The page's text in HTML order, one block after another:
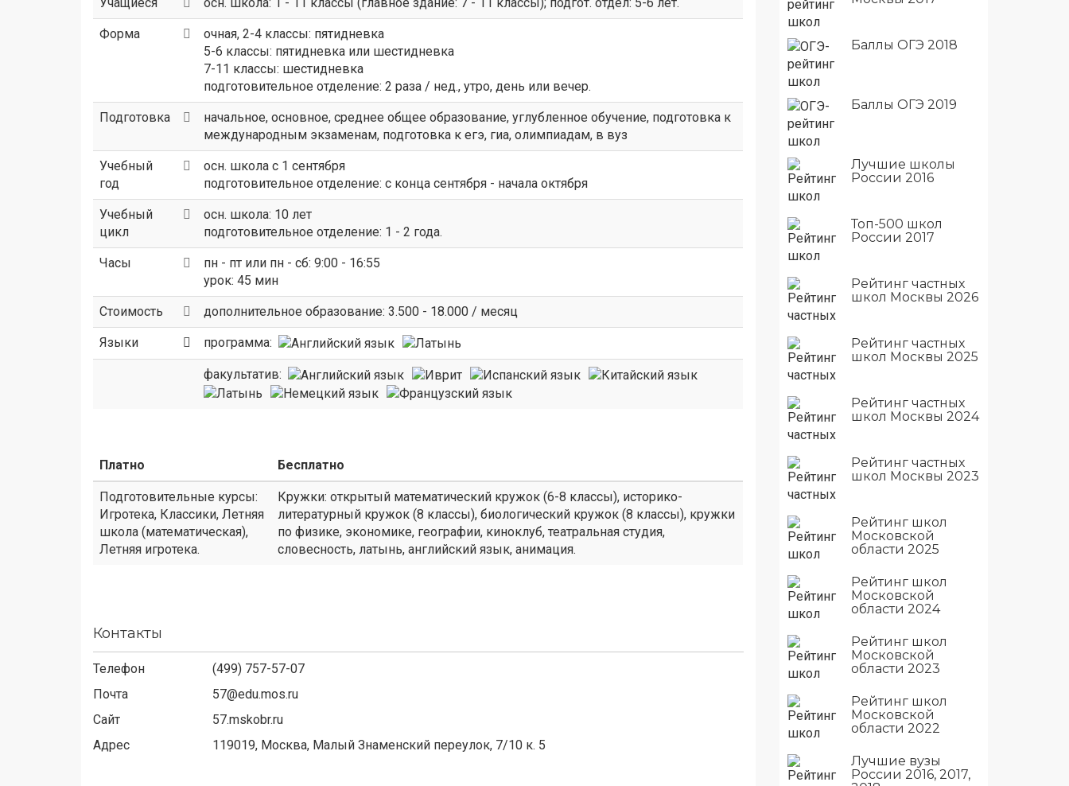
Форма
очная, 2-4 классы: пятидневка
5-6 классы: пятидневка или шестидневка
7-11 классы: шестидневка
подготовительное отделение: 2 раза / нед., утро, день или вечер.
Подготовка
начальное, основное, среднее общее образование, углубленное обучение, подготовка к
международным экзаменам, подготовка к егэ, гиа, олимпиадам, в вуз
Учебный
год
осн. школа с 1 сентября
подготовительное отделение: c конца сентября - начала октября
Учебный
цикл
осн. школа: 10 лет
подготовительное отделение: 1 - 2 года.
Часы
пн - пт или пн - сб: 9:00 - 16:55
урок: 45 мин
Стоимость дополнительное образование: 3.500 - 18.000 / месяц
Языки программа:
факультатив:
Платно Бесплатно
Подготовительные курсы:
Игротека, Классики, Летняя
школа (математическая),
Летняя игротека.
Кружки: открытый математический кружок (6-8 классы), историко-
литературный кружок (8 классы), биологический кружок (8 классы), кружки
по физике, экономике, географии, киноклуб, театральная студия,
словесность, латынь, английский язык, анимация.
Контакты
Телефон
(499) 757-57-07
Почта
57@edu.mos.ru
Сайт
57.mskobr.ru
Адрес
119019, Москва, Малый Знаменский переулок, 7/10 к. 5
Баллы ОГЭ 2018
Баллы ОГЭ 2019
Лучшие школы
России 2016
Топ-500 школ
России 2017
Рейтинг частных
школ Москвы 2026
Рейтинг частных
школ Москвы 2025
Рейтинг частных
школ Москвы 2024
Рейтинг частных
школ Москвы 2023
Рейтинг школ
Московской
области 2025
Рейтинг школ
Московской
области 2024
Рейтинг школ
Московской
области 2023
Рейтинг школ
Московской
области 2022
Лучшие вузы
России 2016, 2017,